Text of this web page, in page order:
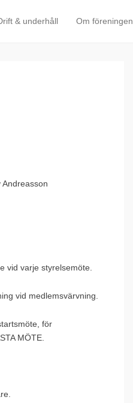
& underhåll Om föreningen
vid varje styrelsemöte.
vid medlemsvärvning.
för
MÖTE.